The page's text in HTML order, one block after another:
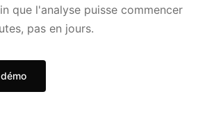
que l'analyse puisse commencer
pas en jours.